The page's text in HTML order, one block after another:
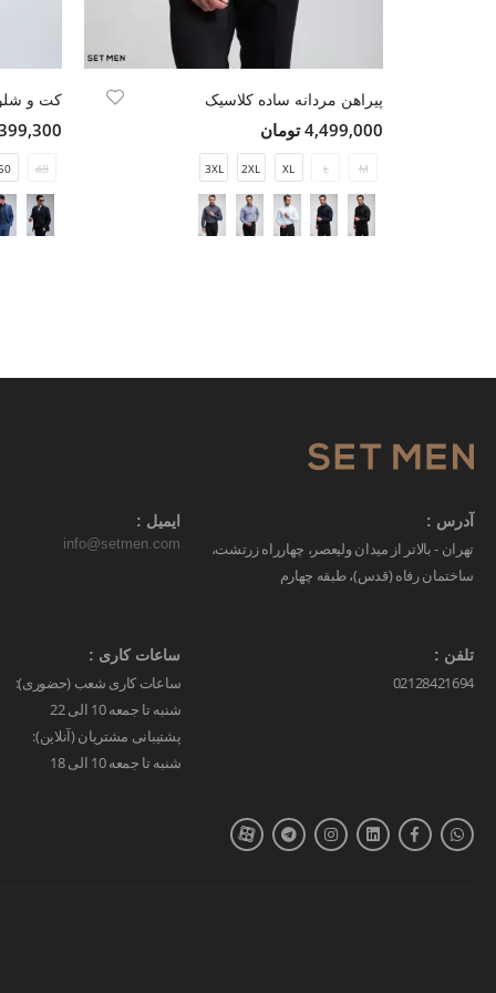
پیراهن مردانه ساده کلاسیک
4,499,000 تومان
M
L
XL
2XL
3XL
کت و
15,399,300
48
آدرس :
تهران - بالاتر از میدان ولیعصر، چهارراه زرتشت،
ساختمان رفاه (قدس)، طبقه چهارم
ایمیل :
info@setmen.com
تلفن :
02128421694
ساعات کاری :
ساعات کاری شعب (حضوری):
شنبه تا جمعه 10 الی 22
پشتیبانی مشتریان (آنلاین):
شنبه تا جمعه 10 الی 18